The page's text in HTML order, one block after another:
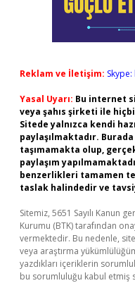
Reklam ve İletişim:
Yasal Uyarı: Bu internet
veya şahıs şirketi ile
Sitede yalnızca kendi
paylaşılmaktadır.
taşımamakta olup,
paylaşım
benzerlikleri tamamen
taslak halindedir ve
Sitemiz, 5651 Sayılı Kanun
Kurumu (BTK) tarafından
vermektedir. Bu nedenle,
veya araştırma
yazdıkları içeriklerin
bu sorumluluğu kabul etmiş